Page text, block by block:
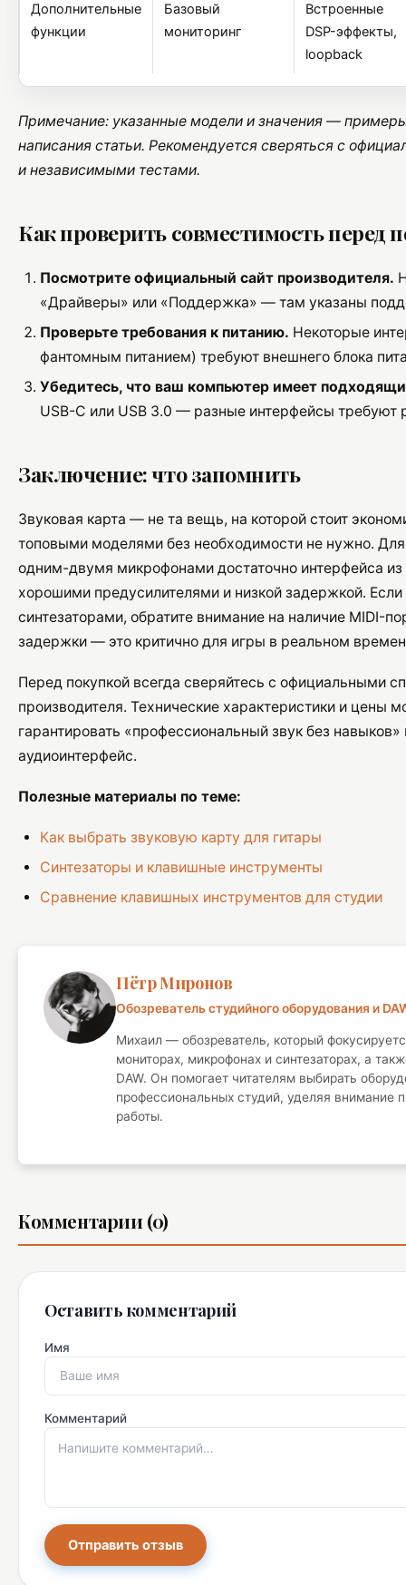
Дополнительные
функции
Базовый
мониторинг
Встроенные
DSP-эффекты,
loopback
Примечание: указанные модели и значения —
написания статьи. Рекомендуется сверяться с
и независимыми тестами.
Как проверить совместимость перед
Посмотрите официальный сайт производителя.
«Драйверы» или «Поддержка» — там указаны
Проверьте требования к питанию. Некоторые
фантомным питанием) требуют внешнего блока
Убедитесь, что ваш компьютер имеет
USB-C или USB 3.0 — разные интерфейсы требуют
Заключение: что запомнить
Звуковая карта — не та вещь, на которой стоит
топовыми моделями без необходимости не нужно.
одним-двумя микрофонами достаточно интерфейса из
хорошими предусилителями и низкой задержкой. Если
синтезаторами, обратите внимание на наличие MIDI-
задержки — это критично для игры в реальном
Перед покупкой всегда сверяйтесь с официальными
производителя. Технические характеристики и цены
гарантировать «профессиональный звук без
аудиоинтерфейс.
Полезные материалы по теме:
Как выбрать звуковую карту для гитары
Синтезаторы и клавишные инструменты
Сравнение клавишных инструментов для студии
Пётр Миронов
Обозреватель студийного оборудования и
Михаил — обозреватель, который
мониторах, микрофонах и синтезаторах, а
DAW. Он помогает читателям выбирать
профессиональных студий, уделяя внимание
работы.
Комментарии (0)
Оставить комментарий
Имя
Комментарий
Отправить отзыв